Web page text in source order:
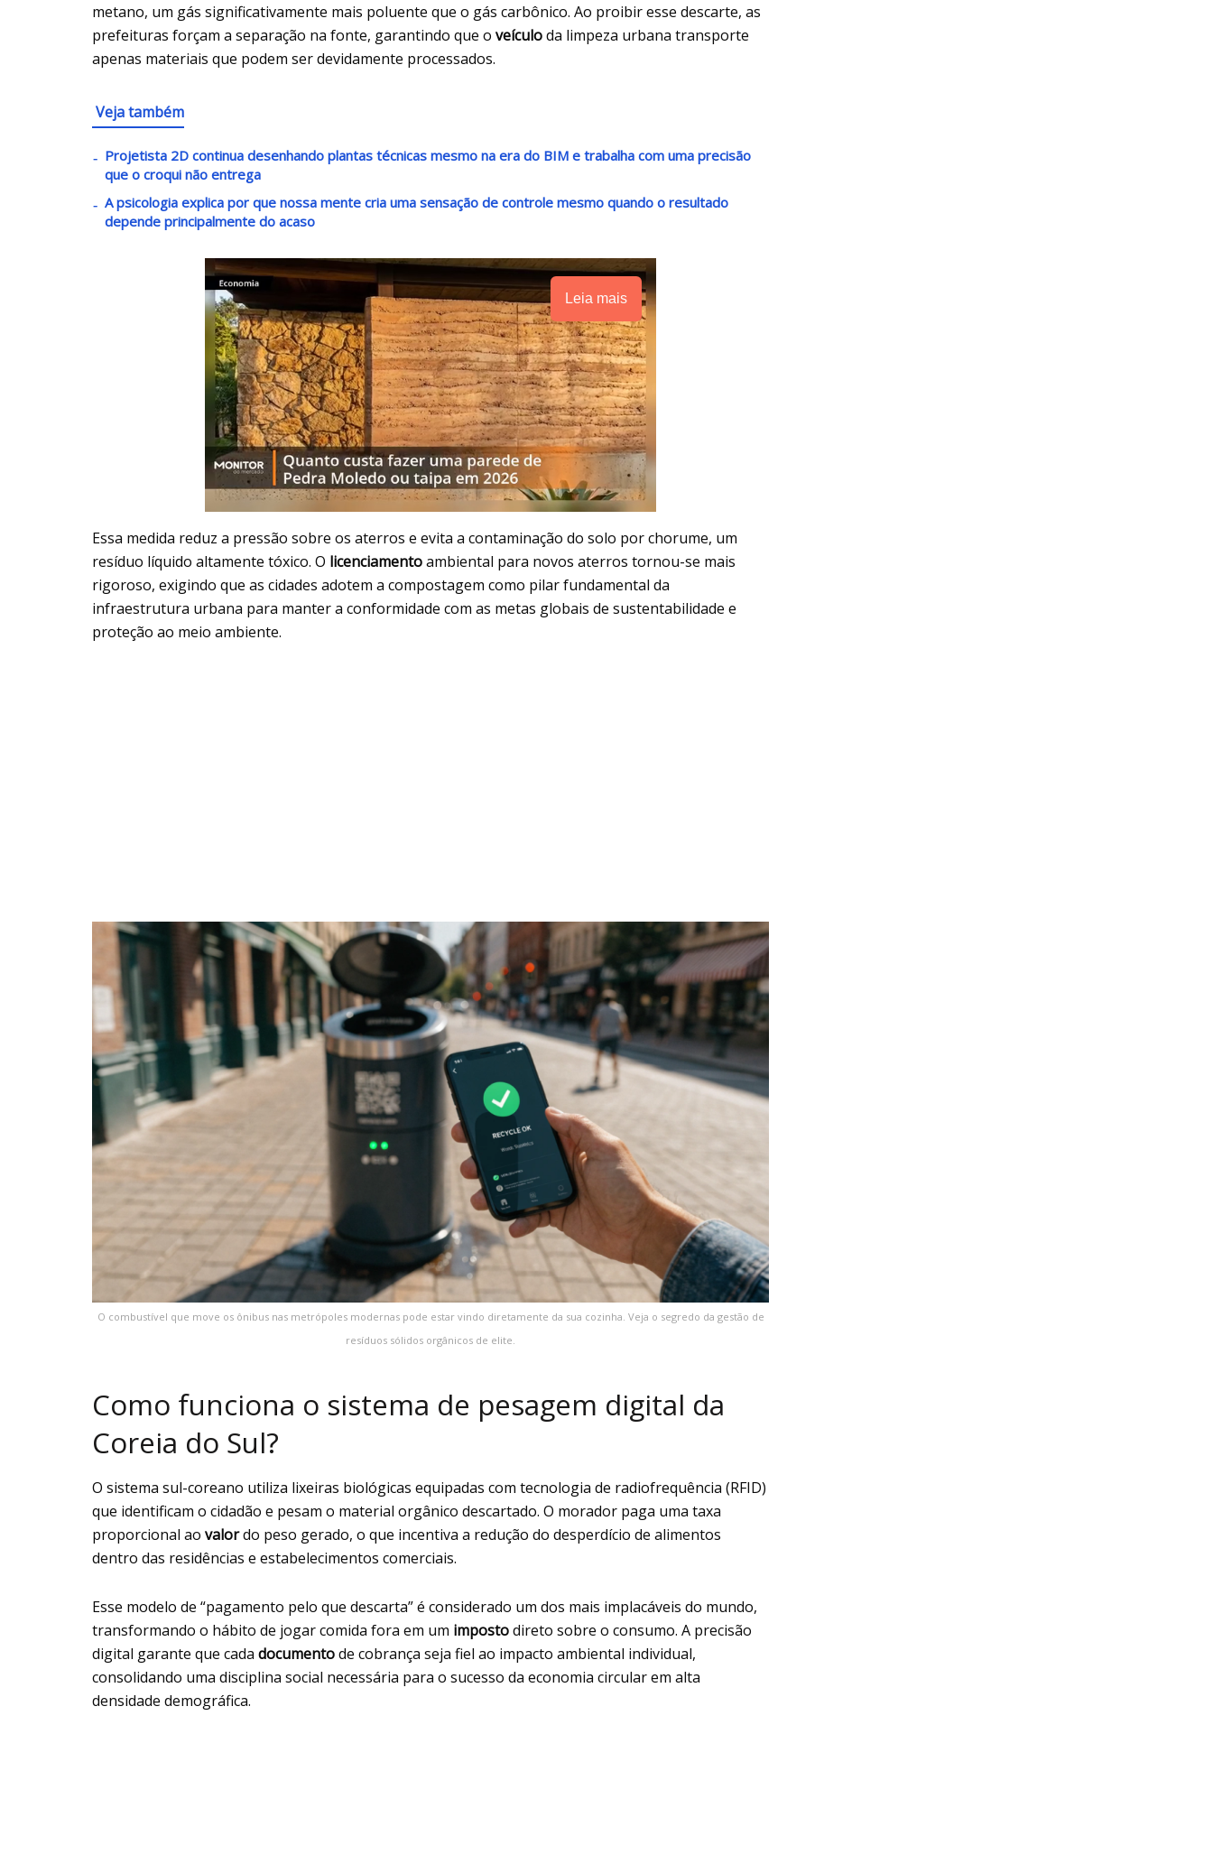
metano, um gás significativamente mais poluente que o gás carbônico. Ao proibir esse descarte, as
prefeituras forçam a separação na fonte, garantindo que o veículoda limpeza urbana transporte
apenas materiais que podem ser devidamente processados.
Veja também
Projetista 2D continua desenhando plantas técnicas mesmo na era do BIM e trabalha com uma precisão
que o croqui não entrega
A psicologia explica por que nossa mente cria uma sensação de controle mesmo quando o resultado
depende principalmente do acaso
Leia mais
Essa medida reduz a pressão sobre os aterros e evita a contaminação do solo por chorume, um
resíduo líquido altamente tóxico. O licenciamentoambiental para novos aterros tornou-se mais
rigoroso, exigindo que as cidades adotem a compostagem como pilar fundamental da
infraestrutura urbana para manter a conformidade com as metas globais de sustentabilidade e
proteção ao meio ambiente.
O combustível que move os ônibus nas metrópoles modernas pode estar vindo diretamente da sua cozinha. Veja o segredo da gestão de
resíduos sólidos orgânicos de elite.
Como funciona o sistema de pesagem digital da
Coreia do Sul?
O sistema sul-coreano utiliza lixeiras biológicas equipadas com tecnologia de radiofrequência (RFID)
que identificam o cidadão e pesam o material orgânico descartado. O morador paga uma taxa
proporcional ao valordo peso gerado, o que incentiva a redução do desperdício de alimentos
dentro das residências e estabelecimentos comerciais.
Esse modelo de “pagamento pelo que descarta” é considerado um dos mais implacáveis do mundo,
transformando o hábito de jogar comida fora em um impostodireto sobre o consumo. A precisão
digital garante que cada documentode cobrança seja fiel ao impacto ambiental individual,
consolidando uma disciplina social necessária para o sucesso da economia circular em alta
densidade demográfica.